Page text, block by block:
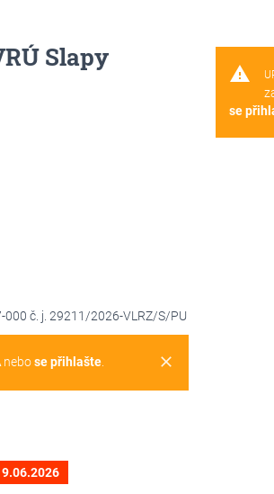
Slapy
000 č. j. 29211/2026-VLRZ/S/PU
clear
nebose přihlašte.
warning
se